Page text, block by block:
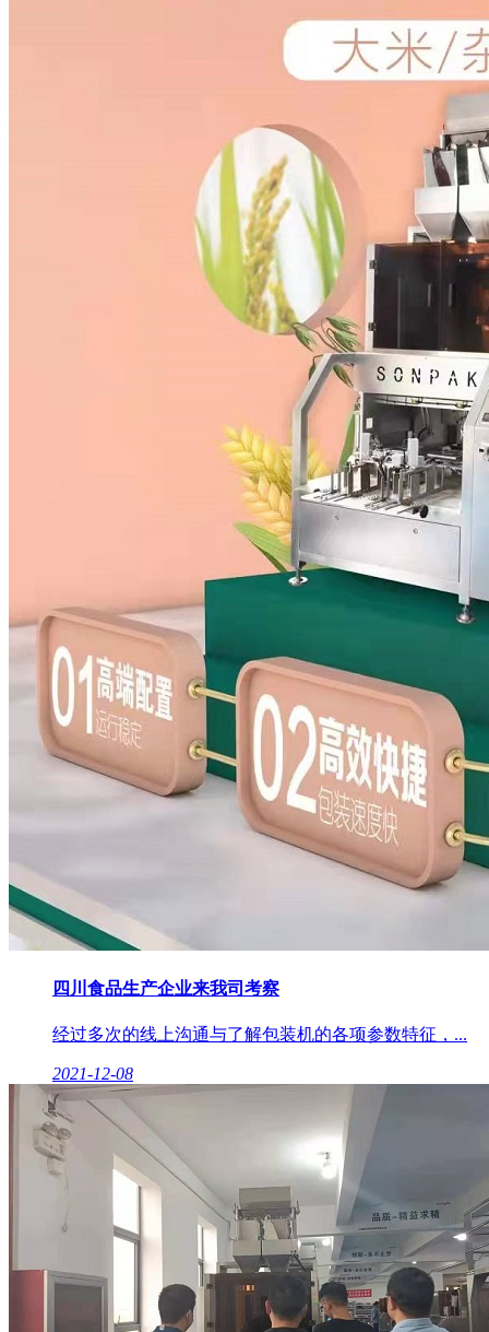
四川食品生产企业来我司考察
经过多次的线上沟通与了解包装机的各项参数特征，...
2021-12-08